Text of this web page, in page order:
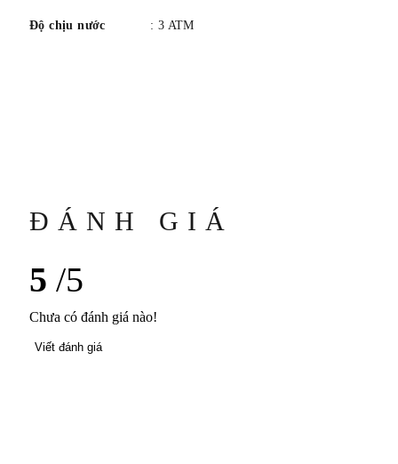
Độ chịu nước : 3 ATM
ĐÁNH GIÁ
5 /5
Chưa có đánh giá nào!
Viết đánh giá